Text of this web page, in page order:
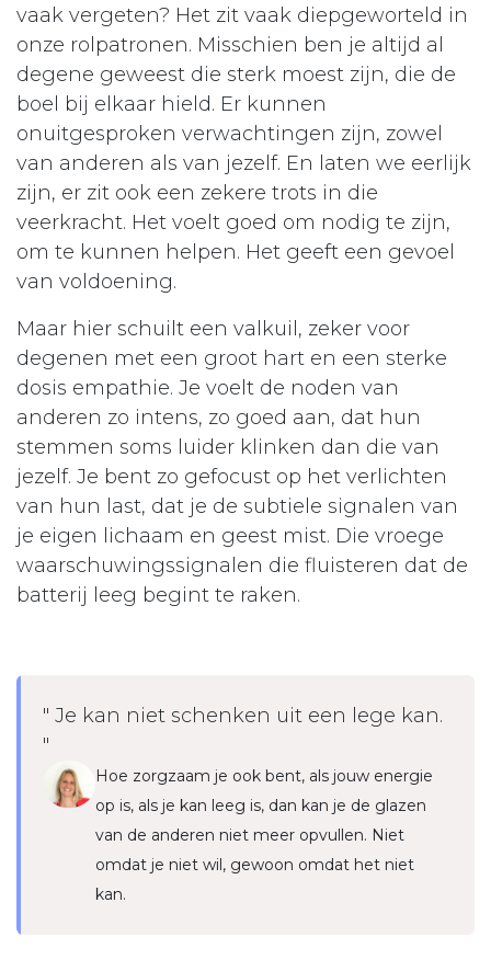
vaak vergeten? Het zit vaak diepgeworteld in
onze rolpatronen. Misschien ben je altijd al
degene geweest die sterk moest zijn, die de
boel bij elkaar hield. Er kunnen
onuitgesproken verwachtingen zijn, zowel
van anderen als van jezelf. En laten we eerlijk
zijn, er zit ook een zekere trots in die
veerkracht. Het voelt goed om nodig te zijn,
om te kunnen helpen. Het geeft een gevoel
van voldoening.
Maar hier schuilt een valkuil, zeker voor
degenen met een groot hart en een sterke
dosis empathie. Je voelt de noden van
anderen zo intens, zo goed aan, dat hun
stemmen soms luider klinken dan die van
jezelf. Je bent zo gefocust op het verlichten
van hun last, dat je de subtiele signalen van
je eigen lichaam en geest mist. Die vroege
waarschuwingssignalen die fluisteren dat de
batterij leeg begint te raken.
" Je kan niet schenken uit een lege kan.
"
Hoe zorgzaam je ook bent, als jouw energie
op is, als je kan leeg is, dan kan je de glazen
van de anderen niet meer opvullen. Niet
omdat je niet wil, gewoon omdat het niet
kan.